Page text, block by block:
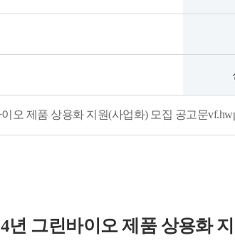
오 제품 상용화 지원(사업화) 모집 공고문
년 그린바이오 제품 상용화